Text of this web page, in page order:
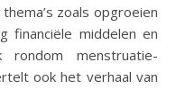
zoals opgroeien
financiële middelen en
menstruatie-
ook het verhaal van